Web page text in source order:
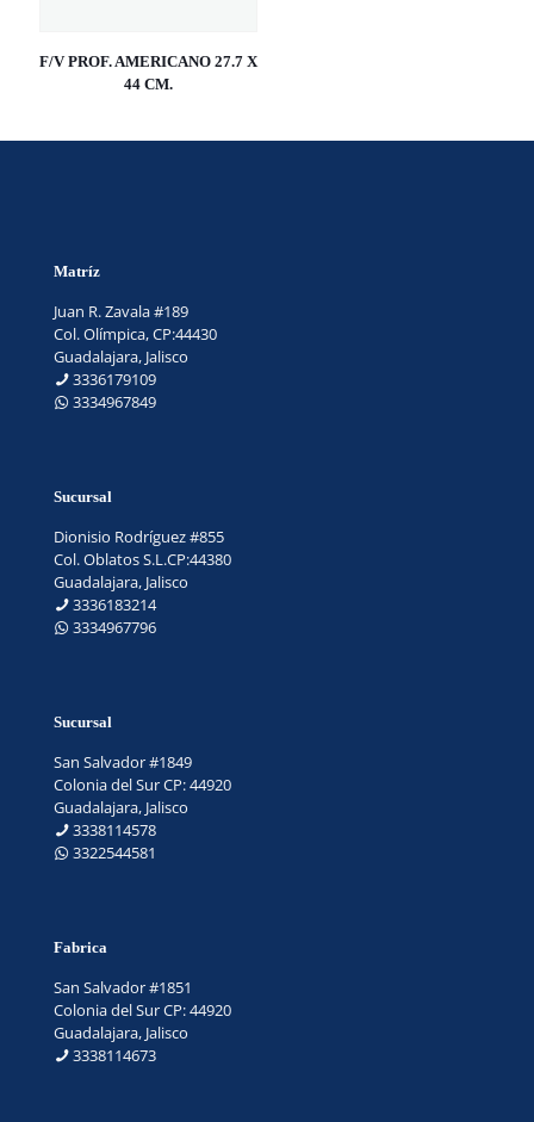
F/V PROF. AMERICANO 27.7 X
44 CM.
Matríz
Juan R. Zavala #189
Col. Olímpica, CP:44430
Guadalajara, Jalisco
3336179109
3334967849
Sucursal
Dionisio Rodríguez #855
Col. Oblatos S.L.CP:44380
Guadalajara, Jalisco
3336183214
3334967796
Sucursal
San Salvador #1849
Colonia del Sur CP: 44920
Guadalajara, Jalisco
3338114578
3322544581
Fabrica
San Salvador #1851
Colonia del Sur CP: 44920
Guadalajara, Jalisco
3338114673